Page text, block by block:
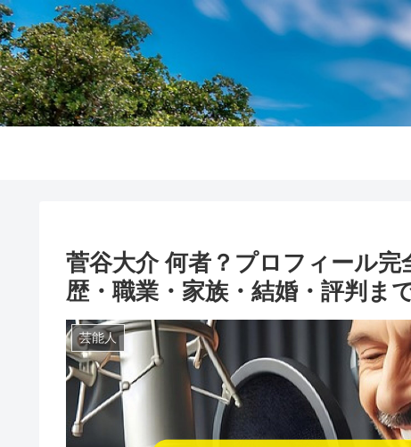
菅谷大介 何者？プロフィール
歴・職業・家族・結婚・評判ま
芸能人